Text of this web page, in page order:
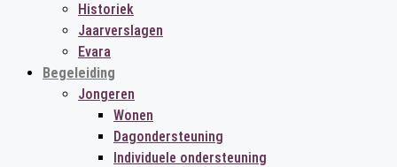
Historiek
Jaarverslagen
Evara
Begeleiding
Jongeren
Wonen
Dagondersteuning
Individuele ondersteuning